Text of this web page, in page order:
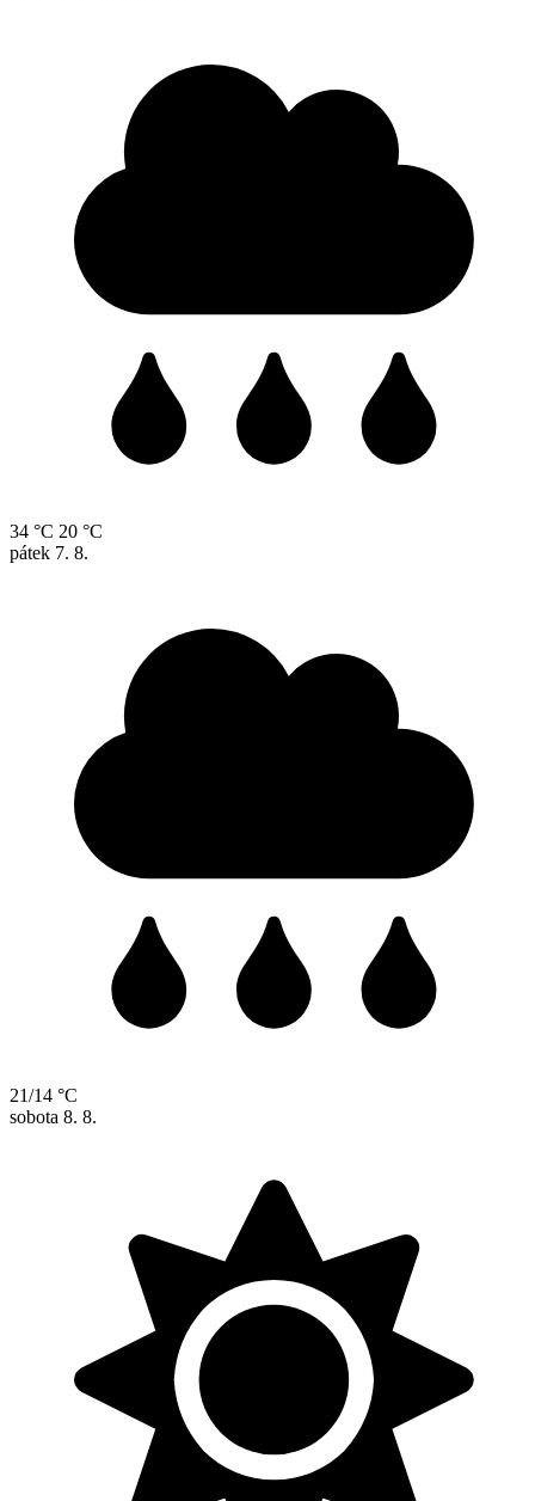
34 °C 20 °C
pátek 7. 8.
21/14 °C
sobota 8. 8.